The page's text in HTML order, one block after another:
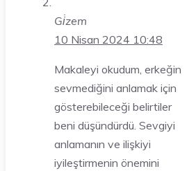
Gi̇zem
10 Nisan 2024 10:48
Makaleyi okudum, erkeğin
sevmediğini anlamak için
gösterebileceği belirtiler
beni düşündürdü. Sevgiyi
anlamanın ve ilişkiyi
iyileştirmenin önemini